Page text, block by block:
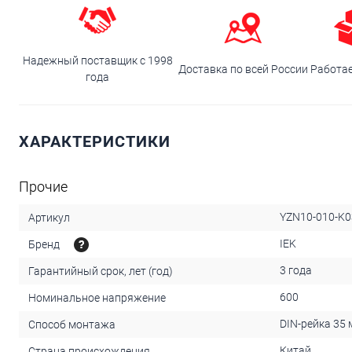
Надежный поставщик с 1998
года
Доставка по всей России
ХАРАКТЕРИСТИКИ
Прочие
Артикул YZN10-010-
Бренд IEK
Гарантийный срок, лет (год) 3 года
Номинальное напряжение 600
Способ монтажа DIN-рейка 35